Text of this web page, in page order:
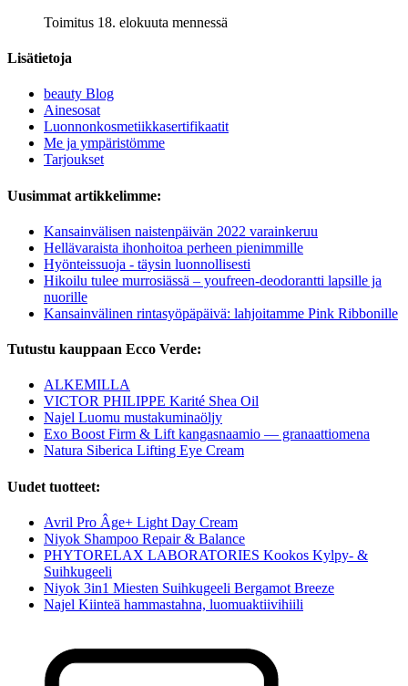
Toimitus 18. elokuuta mennessä
Lisätietoja
beauty Blog
Ainesosat
Luonnonkosmetiikkasertifikaatit
Me ja ympäristömme
Tarjoukset
Uusimmat artikkelimme:
Kansainvälisen naistenpäivän 2022 varainkeruu
Hellävaraista ihonhoitoa perheen pienimmille
Hyönteissuoja - täysin luonnollisesti
Hikoilu tulee murrosiässä – youfreen-deodorantti lapsille ja
nuorille
Kansainvälinen rintasyöpäpäivä: lahjoitamme Pink Ribbonille
Tutustu kauppaan Ecco Verde:
ALKEMILLA
VICTOR PHILIPPE Karité Shea Oil
Najel Luomu mustakuminaöljy
Exo Boost Firm & Lift kangasnaamio — granaattiomena
Natura Siberica Lifting Eye Cream
Uudet tuotteet:
Avril Pro Âge+ Light Day Cream
Niyok Shampoo Repair & Balance
PHYTORELAX LABORATORIES Kookos Kylpy- &
Suihkugeeli
Niyok 3in1 Miesten Suihkugeeli Bergamot Breeze
Najel Kiinteä hammastahna, luomuaktiivihiili